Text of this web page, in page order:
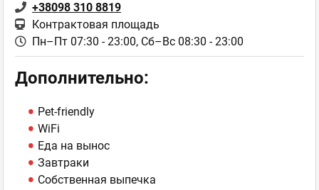
+38098 310 8819
Контрактовая площадь
Пн–Пт 07:30 - 23:00, Сб–Вс 08:30 - 23:00
Дополнительно:
Pet-friendly
WiFi
Еда на вынос
Завтраки
Собственная выпечка